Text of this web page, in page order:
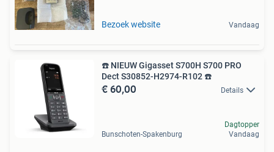
Bezoek website Vandaag
☎️ NIEUW Gigasset S700H S700 PRO
Dect S30852-H2974-R102 ☎️
€ 60,00 Details
Bunschoten-Spakenburg
Dagtopper
Vandaag